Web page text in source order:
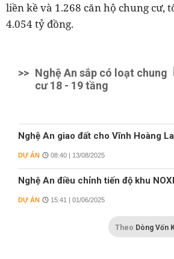
liền kề và 1.268 căn hộ chung cư,
4.054 tỷ đồng.
>> Nghệ An sắp có loạt chung
cư 18 - 19 tầng
Nghệ An giao đất cho Vĩnh Hoàng
DỰ ÁN 08:40 | 13/08/2025
Nghệ An điều chỉnh tiến độ khu
DỰ ÁN 15:41 | 01/06/2025
Theo Dòng Vốn